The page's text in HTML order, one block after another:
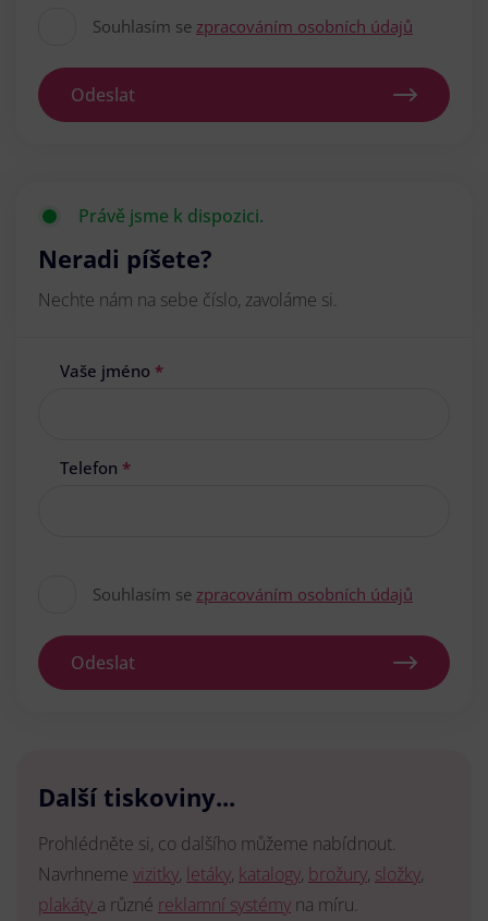
Souhlasím se zpracováním osobních údajů
Odeslat
Právě jsme k dispozici.
Neradi píšete?
Nechte nám na sebe číslo, zavoláme si.
Vaše jméno *
Telefon *
Souhlasím se zpracováním osobních údajů
Odeslat
Další tiskoviny...
Prohlédněte si, co dalšího můžeme nabídnout.
Navrhneme vizitky, letáky, katalogy, brožury, složky,
plakáty a různé reklamní systémy na míru.